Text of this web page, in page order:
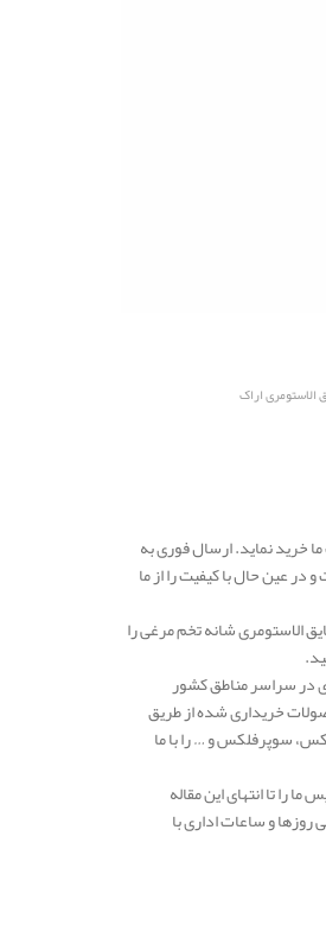
اراک
خرید نماید. ارسال فوری به
عین حال با کیفیت را از ما
الاستومری شانه تخم مرغی را
در سراسر مناطق کشور
خریداری شده از طریق
سوپرفلکس و … را با ما
تا انتهای این مقاله
و ساعات اداری با